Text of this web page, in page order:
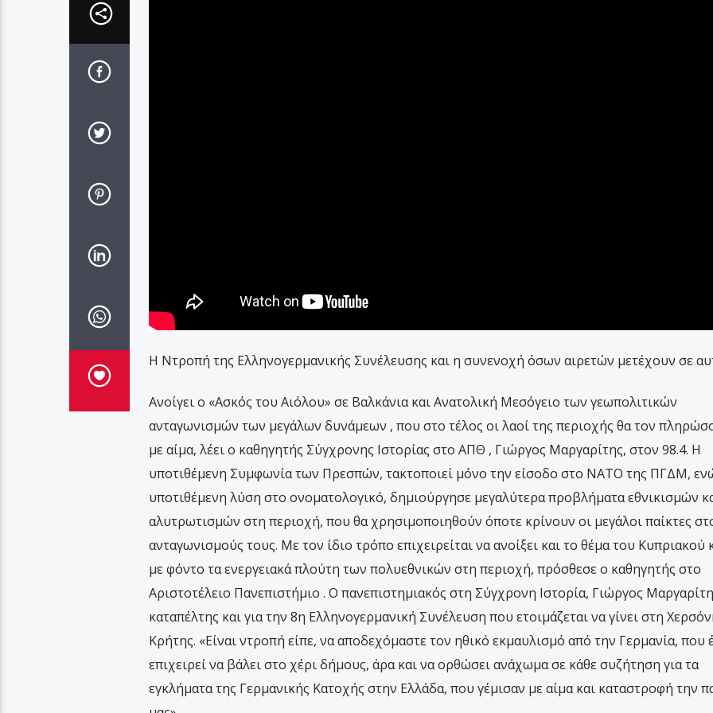
Η Ντροπή της Ελληνογερμανικής Συνέλευσης και η συνενοχή όσων αιρετών μετέχουν σε
Ανοίγει ο «Ασκός του Αιόλου» σε Βαλκάνια και Ανατολική Μεσόγειο των γεωπολιτικών
ανταγωνισμών των μεγάλων δυνάμεων , που στο τέλος οι λαοί της περιοχής θα τον
με αίμα, λέει ο καθηγητής Σύγχρονης Ιστορίας στο ΑΠΘ , Γιώργος Μαργαρίτης, στον 98.4. Η
υποτιθέμενη Συμφωνία των Πρεσπών, τακτοποιεί μόνο την είσοδο στο ΝΑΤΟ της ΠΓΔΜ,
υποτιθέμενη λύση στο ονοματολογικό, δημιούργησε μεγαλύτερα προβλήματα εθνικισμών
αλυτρωτισμών στη περιοχή, που θα χρησιμοποιηθούν όποτε κρίνουν οι μεγάλοι παίκτες
ανταγωνισμούς τους. Με τον ίδιο τρόπο επιχειρείται να ανοίξει και το θέμα του Κυπριακού
με φόντο τα ενεργειακά πλούτη των πολυεθνικών στη περιοχή, πρόσθεσε ο καθηγητής στο
Αριστοτέλειο Πανεπιστήμιο . Ο πανεπιστημιακός στη Σύγχρονη Ιστορία, Γιώργος
καταπέλτης και για την 8η Ελληνογερμανική Συνέλευση που ετοιμάζεται να γίνει στη
Κρήτης. «Είναι ντροπή είπε, να αποδεχόμαστε τον ηθικό εκμαυλισμό από την Γερμανία, που
επιχειρεί να βάλει στο χέρι δήμους, άρα και να ορθώσει ανάχωμα σε κάθε συζήτηση για τα
εγκλήματα της Γερμανικής Κατοχής στην Ελλάδα, που γέμισαν με αίμα και καταστροφή την